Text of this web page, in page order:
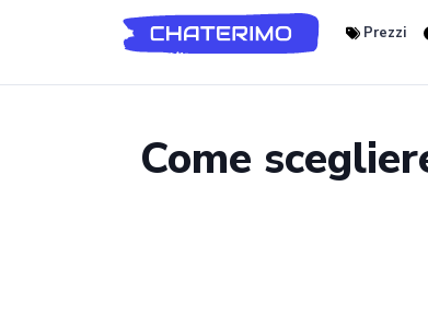
Prezzi
Come